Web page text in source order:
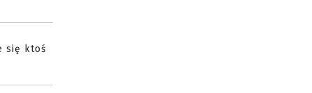
się ktoś